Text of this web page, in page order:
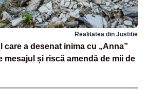
Realitatea din Justitie
a desenat inima cu „Anna”
mesajul și riscă amendă de mii de